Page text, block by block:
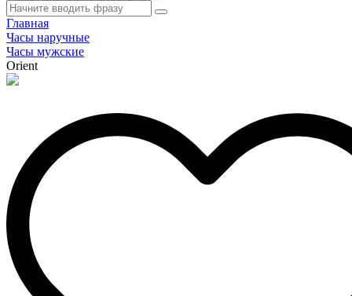
Главная
Часы наручные
Часы мужские
Orient